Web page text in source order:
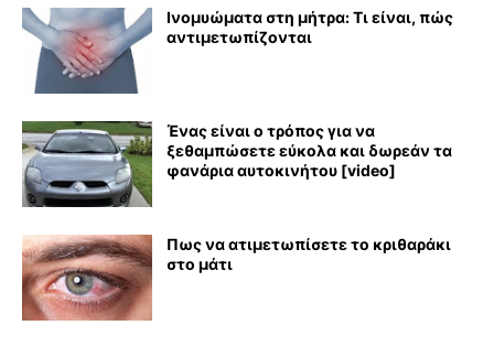
Ινομυώματα στη μήτρα: Τι είναι, πώς
αντιμετωπίζονται
Ένας είναι ο τρόπος για να
ξεθαμπώσετε εύκολα και δωρεάν τα
φανάρια αυτοκινήτου [video]
Πως να ατιμετωπίσετε το κριθαράκι
στο μάτι